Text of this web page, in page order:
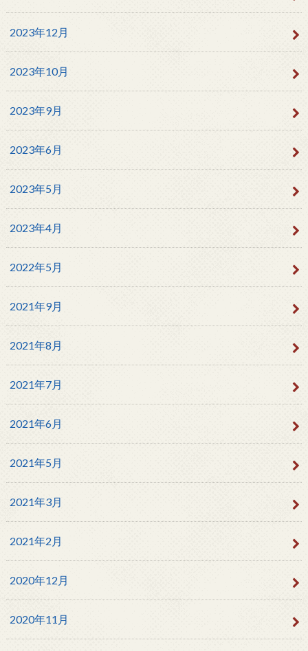
2023年12月
2023年10月
2023年9月
2023年6月
2023年5月
2023年4月
2022年5月
2021年9月
2021年8月
2021年7月
2021年6月
2021年5月
2021年3月
2021年2月
2020年12月
2020年11月